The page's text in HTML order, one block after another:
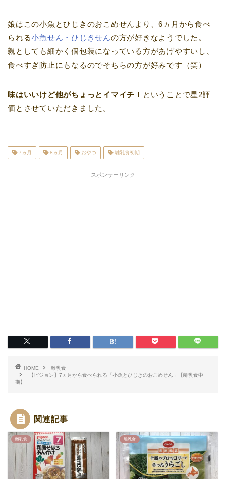
娘はこの小魚とひじきのおこめせんより、6ヵ月から食べ
られる小魚せん・ひじきせんの方が好きなようでした。
親としても細かく個包装になっている方があげやすいし、
食べすぎ防止にもなるのでそちらの方が好みです（笑）
味はいいけど他がちょっとイマイチ！ ということで星2評
価とさせていただきました。
7ヵ月 8ヵ月 おやつ 離乳食初期
スポンサーリンク
HOME
離乳食
【ピジョン】7ヵ月から食べられる「小魚とひじきのおこめせん」【離乳食中
期】
関連記事
離乳食 離乳食